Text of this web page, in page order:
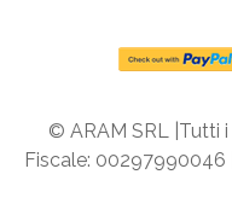
© ARAM SRL |Tutti i
Fiscale: 00297990046